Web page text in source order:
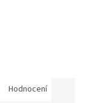
Hodnocení